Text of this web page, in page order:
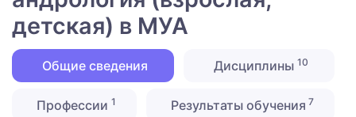
детская) в МУА
Общие сведения Дисциплины 10
Профессии 1 Результаты обучения 7